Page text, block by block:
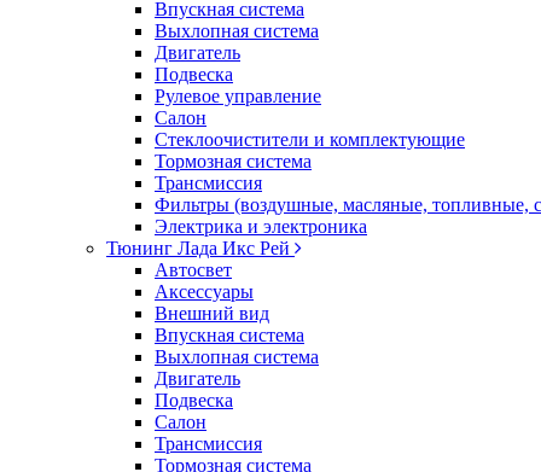
Впускная система
Выхлопная система
Двигатель
Подвеска
Рулевое управление
Салон
Стеклоочистители и комплектующие
Тормозная система
Трансмиссия
Фильтры (воздушные, масляные, топливные,
Электрика и электроника
Тюнинг Лада Икс Рей
Автосвет
Аксессуары
Внешний вид
Впускная система
Выхлопная система
Двигатель
Подвеска
Салон
Трансмиссия
Тормозная система